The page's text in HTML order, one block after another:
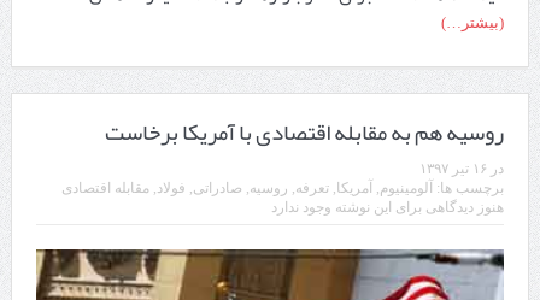
(بیشتر…)
روسیه هم به مقابله اقتصادی با آمریکا برخاست
در ۱۶ تیر ۱۳۹۷
برچسب ها: آلومینیوم, آمریکا, تعرفه, روسیه, صادراتی, فولاد, مقابله اقتصادی
هنوز دیدگاهی برای این نوشته وجود ندارد